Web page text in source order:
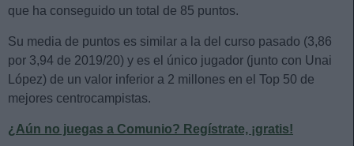
que ha conseguido un total de 85 puntos.
Su media de puntos es similar a la del curso pasado (3,86
por 3,94 de 2019/20) y es el único jugador (junto con Unai
López) de un valor inferior a 2 millones en el Top 50 de
mejores centrocampistas.
¿Aún no juegas a Comunio? Regístrate, ¡gratis!